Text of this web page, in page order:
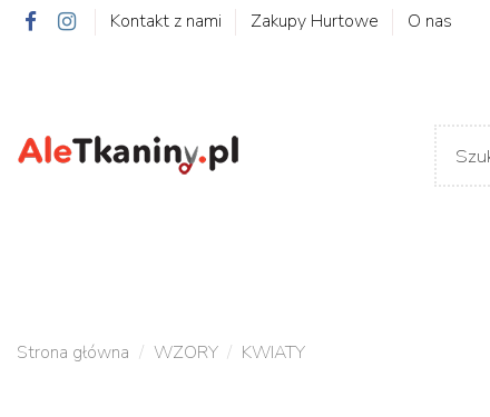
Kontakt z nami Zakupy Hurtowe O nas
Strona główna WZORY KWIATY